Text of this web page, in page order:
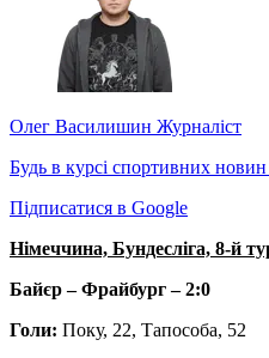
Олег Василишин Журналіст
Будь в курсі спортивних
Підписатися в Google
Німеччина, Бундесліга, 8-й
Байєр – Фрайбург – 2:0
Голи: Поку, 22, Тапособа, 52